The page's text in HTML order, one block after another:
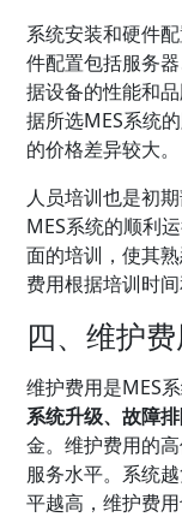
系统安装和硬件
件配置包括服务
据设备的性能和
据所选MES系统
的价格差异较大。
人员培训也是初
MES系统的顺利
面的培训，使其
费用根据培训时
四、维护
维护费用是MES
系统升级、故障
金。维护费用的
服务水平。系统
平越高，维护费用